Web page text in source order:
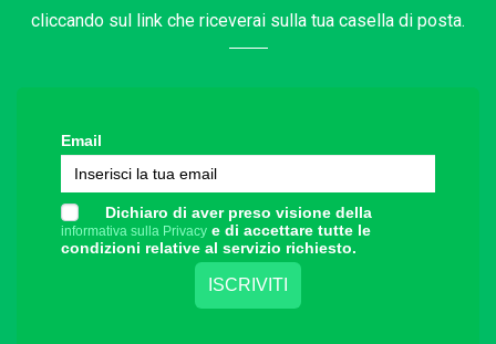
cliccando sul link che riceverai sulla tua casella di posta.
Email
Dichiaro di aver preso visione della
informativa sulla Privacy e di accettare tutte le
condizioni relative al servizio richiesto.